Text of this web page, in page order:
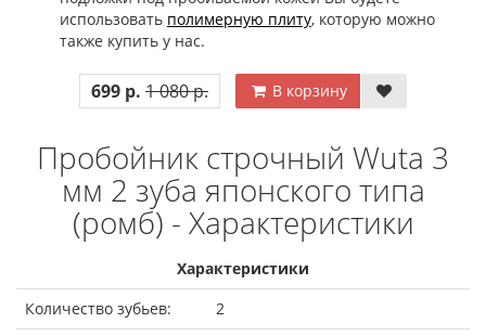
использовать полимерную плиту, которую можно
также купить у нас.
699 р. 1 080 р. В корзину
Пробойник строчный Wuta 3
мм 2 зуба японского типа
(ромб) - Характеристики
Характеристики
Количество зубьев:
2